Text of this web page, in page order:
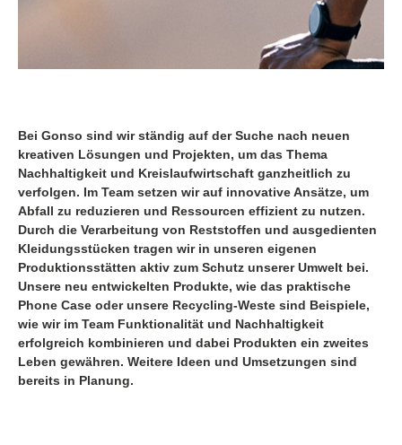
Bei Gonso sind wir ständig auf der Suche nach neuen
kreativen Lösungen und Projekten, um das Thema
Nachhaltigkeit und Kreislaufwirtschaft ganzheitlich zu
verfolgen. Im Team setzen wir auf innovative Ansätze, um
Abfall zu reduzieren und Ressourcen effizient zu nutzen.
Durch die Verarbeitung von Reststoffen und ausgedienten
Kleidungsstücken tragen wir in unseren eigenen
Produktionsstätten aktiv zum Schutz unserer Umwelt bei.
Unsere neu entwickelten Produkte, wie das praktische
Phone Case oder unsere Recycling-Weste sind Beispiele,
wie wir im Team Funktionalität und Nachhaltigkeit
erfolgreich kombinieren und dabei Produkten ein zweites
Leben gewähren. Weitere Ideen und Umsetzungen sind
bereits in Planung.